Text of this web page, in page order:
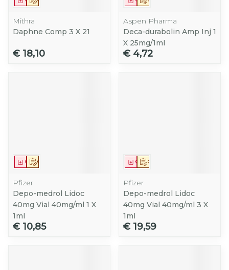
Mithra
Daphne Comp 3 X 21
€ 18,10
Aspen Pharma
Deca-durabolin Amp Inj 1
X 25mg/1ml
€ 4,72
Op voorschrift
Geneesmiddel
Pfizer
Depo-medrol Lidoc
40mg Vial 40mg/ml 1 X
1ml
€ 10,85
Op voorschrift
Geneesmiddel
Pfizer
Depo-medrol Lidoc
40mg Vial 40mg/ml 3 X
1ml
€ 19,59